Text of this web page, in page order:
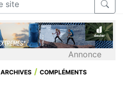
Annonce
ARCHIVES COMPLÉMENTS